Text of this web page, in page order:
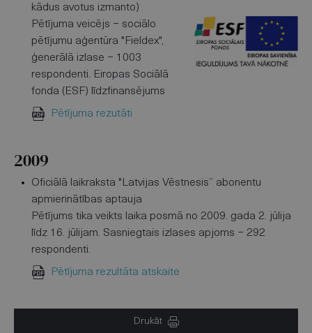
kādus avotus izmanto)
Pētījuma veicējs − sociālo
pētījumu aģentūra "Fieldex",
ģenerālā izlase − 1003
respondenti. Eiropas Sociālā
fonda (ESF) līdzfinansējums
Pētījuma rezutāti
2009
Oficiālā laikraksta "Latvijas Vēstnesis” abonentu
apmierinātības aptauja
Pētījums tika veikts laika posmā no 2009. gada 2. jūlija
līdz 16. jūlijam. Sasniegtais izlases apjoms − 292
respondenti.
Pētījuma rezultāta atskaite
Drukāt